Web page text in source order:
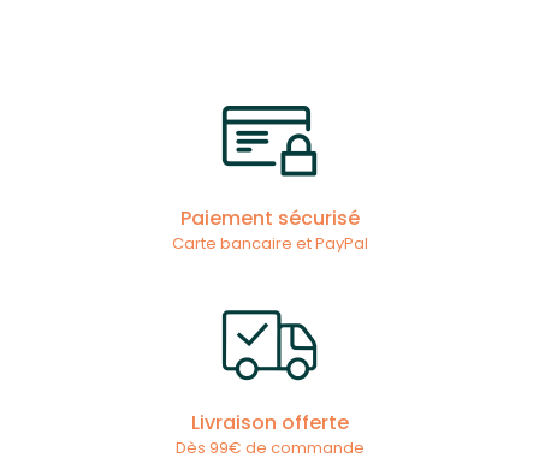
Paiement sécurisé
Carte bancaire et PayPal
Livraison offerte
Dès 99€ de commande